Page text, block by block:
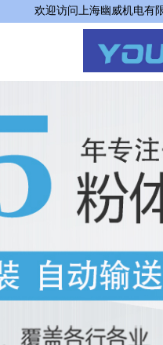
欢迎访问上海幽威机电有